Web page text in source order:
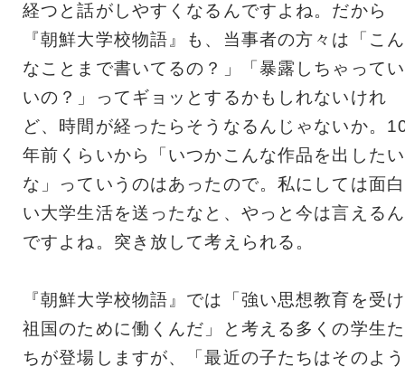
経つと話がしやすくなるんですよね。だから
『朝鮮大学校物語』も、当事者の方々は「こん
なことまで書いてるの？」「暴露しちゃってい
いの？」ってギョッとするかもしれないけれ
ど、時間が経ったらそうなるんじゃないか。
年前くらいから「いつかこんな作品を出したい
な」っていうのはあったので。私にしては面白
い大学生活を送ったなと、やっと今は言えるん
ですよね。突き放して考えられる。
『朝鮮大学校物語』では「強い思想教育を受け
祖国のために働くんだ」と考える多くの学生た
ちが登場しますが、「最近の子たちはそのよう